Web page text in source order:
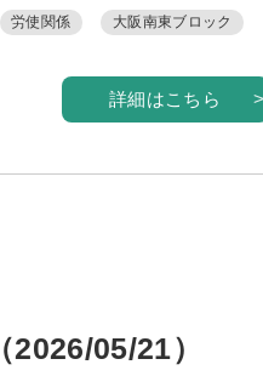
務局
籍紹介
労使関係 大阪南東ブロック
詳細はこちら
05/21）